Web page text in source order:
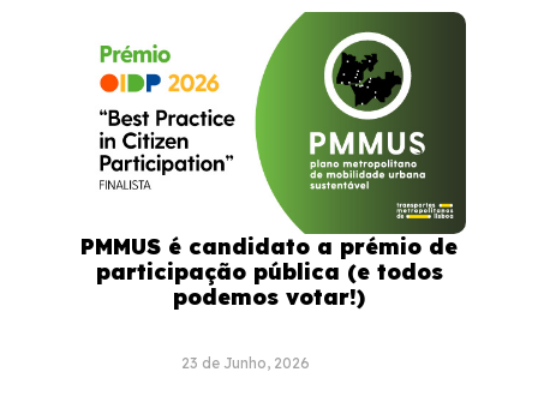
PMMUS é candidato a prémio de
participação pública (e todos
podemos votar!)
23 de Junho, 2026